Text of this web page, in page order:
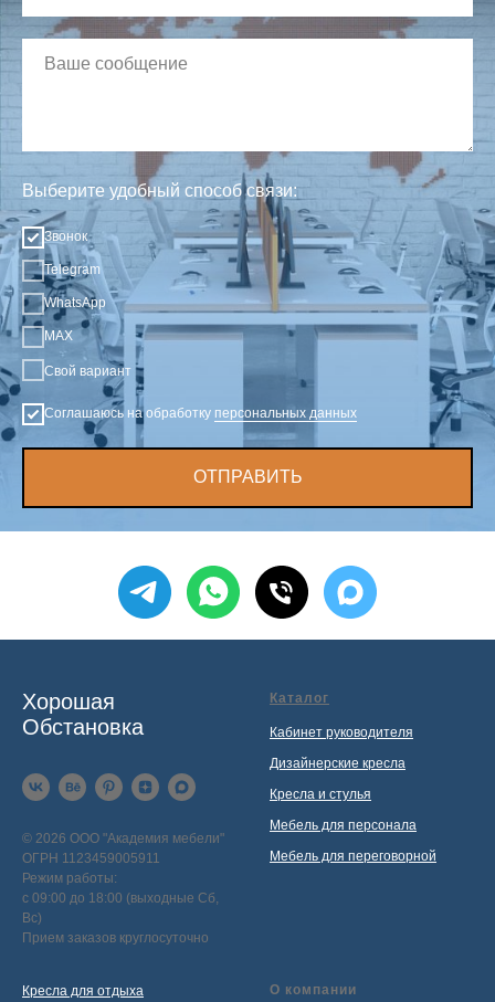
Выберите удобный способ связи:
Звонок
Telegram
WhatsApp
MAX
Свой вариант
Соглашаюсь на обработку персональных данных
ОТПРАВИТЬ
Хорошая
Обстановка
© 2026 ООО "Академия мебели"
ОГРН 1123459005911
Режим работы:
с 09:00 до 18:00 (выходные Сб,
Вс)
Прием заказов круглосуточно
Каталог
Кабинет руководителя
Дизайнерские кресла
Кресла и стулья
Мебель для персонала
Мебель для переговорной
Кресла для отдыха О компании